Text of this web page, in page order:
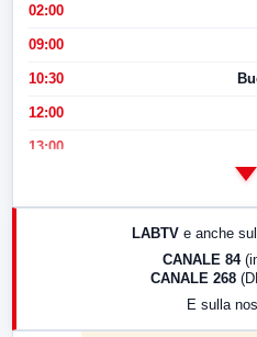
02:00
09:00
10:30
12:00
13:00
17:00
LABTV e anche
CANALE 84
CANALE 268
E sulla